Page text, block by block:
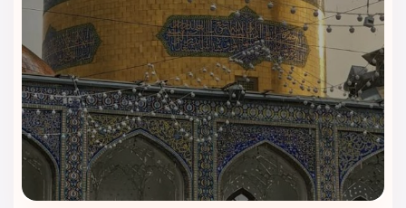
ویداگشت اطلاعات هتل‌ها را واقعی، کامل و بدون اغراق منتشر
می‌کند؛ بنابراین مسافر دقیقاً می‌داند چه اتاقی رزرو می‌کند و چه
امکاناتی دریافت خواهد کرد.
۴. رزرو آسان برای خانواده‌ها و سفرهای
زیارتی
هتل کوثر رضوی برای خانواده‌ها، سالمندان و زائرانی که رفت‌وآمد
نزدیک تا حرم برایشان مهم است، بهترین انتخاب اقتصادی محسوب